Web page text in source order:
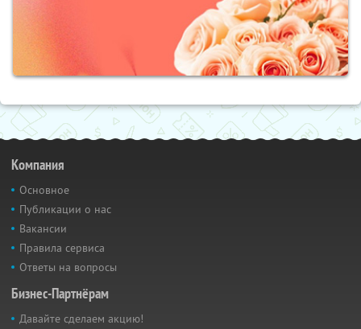
Компания
Основное
Публикации о нас
Вакансии
Правила сервиса
Ответы на вопросы
Бизнес-Партнёрам
Давайте сделаем акцию!